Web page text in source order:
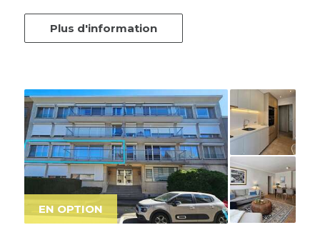
Plus d'information
EN OPTION